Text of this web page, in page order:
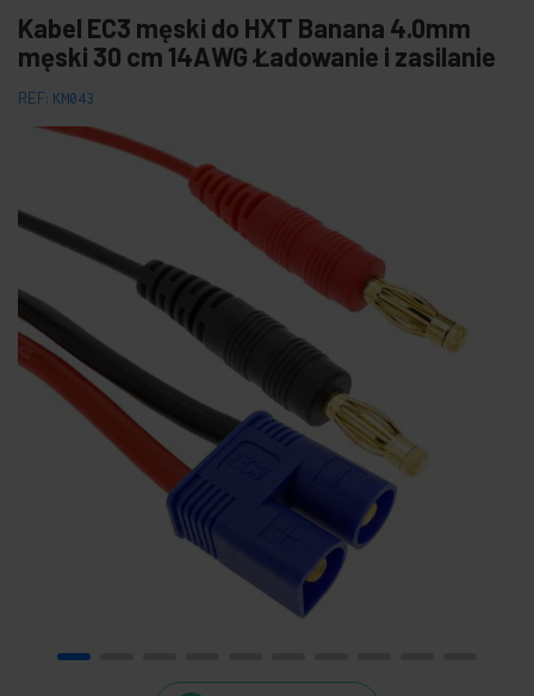
Kabel EC3 męski do HXT Banana 4.0mm
męski 30 cm 14AWG Ładowanie i zasilanie
REF: KM043